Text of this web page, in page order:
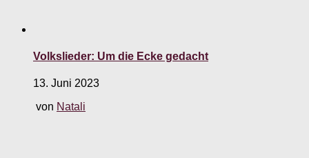
Volkslieder: Um die Ecke gedacht
13. Juni 2023
von Natali